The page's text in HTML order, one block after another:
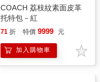
COACH 荔枝紋素面皮革
托特包－紅
71 折 特價 9999 元
加入購物車